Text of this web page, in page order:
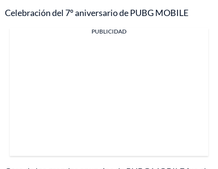
Celebración del 7º aniversario de PUBG MOBILE
PUBLICIDAD